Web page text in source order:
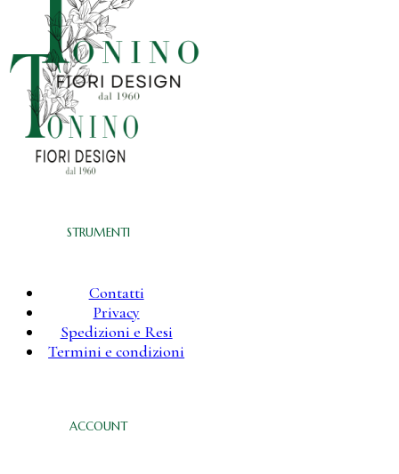
STRUMENTI
Contatti
Privacy
Spedizioni e Resi
Termini e condizioni
ACCOUNT